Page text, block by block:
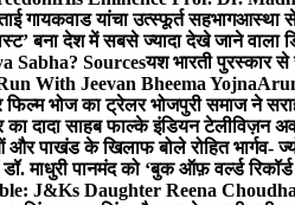
गायकवाड यांचा उत्स्फूर्त सहभागआस्था से
बना देश में सबसे ज्यादा देखे जाने
Sabha? Sourcesयश भारती पुरस्कार से
With Jeevan Bheema Yojna
फिल्म भोज का ट्रेलर भोजपुरी समाज ने
दादा साहब फाल्के इंडियन टेलीविज़न
और पाखंड के खिलाफ बोले रोहित भार्गव-
माधुरी पानमंद को ‘बुक ऑफ़ वर्ल्ड
J&Ks Daughter Reena